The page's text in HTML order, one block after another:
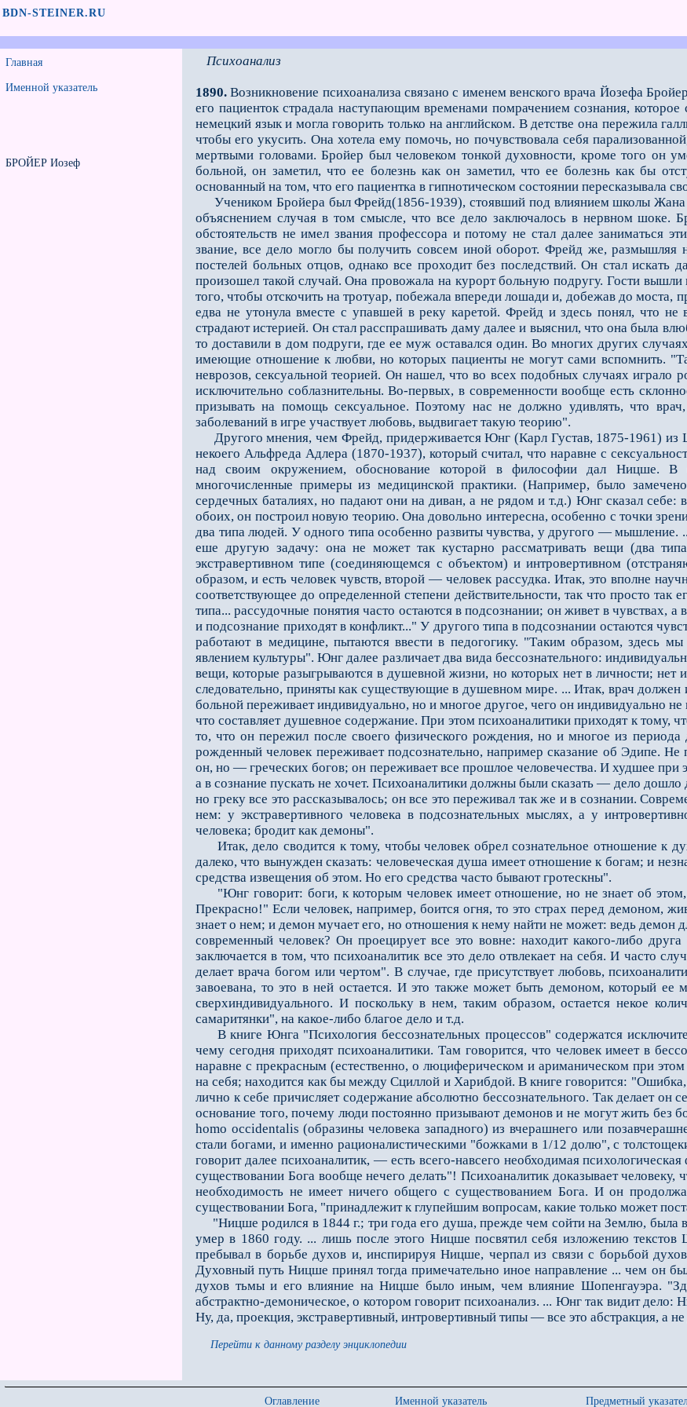
BDN-STEINER.RU
Главная
Именной указатель
БРОЙЕР Иозеф
Психоанализ
1890. Возникновение психоанализа связано с именем венского врача Йозефа
его пациенток страдала наступающим временами помрачением со­знания,
немецкий язык и могла говорить только на английском. В детстве она пережила
чтобы его укусить. Она хотела ему помочь, но почувствовала себя
мертвыми головами. Бройер был человеком тонкой духовности, кроме того он
больной, он заметил, что ее болезнь как он заметил, что ее болезнь как бы
основанный на том, что его пациентка в гипнотическом состоя­нии пересказывала
Учеником Бройера был Фрейд(1856-1939), стоявший под влиянием школы Жана
объяснением случая в том смысле, что все дело заключалось в нервном
обстоятельств не имел звания профессора и пото­му не стал далее заниматься
звание, все дело могло бы получить совсем иной оборот. Фрейд же, размышляя
постелей больных отцов, однако все проходит без последствий. Он стал искать
произошел такой случай. Она провожала на курорт боль­ную подругу. Гости вышли
того, чтобы отско­чить на тротуар, побежала впереди лошади и, добежав до моста,
едва не утонула вместе с упавшей в реку каретой. Фрейд и здесь понял, что не
страдают истерией. Он стал расспрашивать даму далее и выяснил, что она была
то доставили в дом подруги, где ее муж оставался один. Во многих других
имеющие отношение к любви, но которых пациенты не могут сами вспомнить.
неврозов, сексуальной теорией. Он нашел, что во всех подобных случаях играло
исключительно собла­знительны. Во-первых, в современности вообще есть
призывать на помощь сексуальное. Поэтому нас не должно удивлять, что
заболеваний в игре участвует любовь, выдвигает такую теорию".
Другого мнения, чем Фрейд, придерживается Юнг (Карл Густав, 1875-1961) из
некоего Альфреда Адлера (1870-1937), который считал, что наравне с
над своим окружением, обоснование которой в философии дал Ницше. В
многочисленные примеры из медицинской практики. (Например, было
сердечных баталиях, но падают они на диван, а не рядом и т.д.) Юнг сказал
обоих, он построил новую теорию. Она довольно интересна, осо­бенно с точки
два типа людей. У одного типа особенно развиты чувства, у другого — мышление.
еше другую задачу: она не может так кустарно рассматривать вещи (два
экстравертивном типе (соединяющемся с объектом) и интровертивном
образом, и есть человек чувств, второй — человек рассудка. Итак, это вполне
соответствующее до определенной степени действительности, так что просто так
типа... рассудочные понятия часто остаются в подсознании; он живет в чувствах,
и подсознание приходят в конфликт..." У другого типа в подсознании остаются
работают в медицине, пытаются ввести в педогогику. "Таким образом, здесь
явлением культуры". Юнг далее различает два вида бессознатель­ного:
вещи, которые разыгрываются в душевной жизни, но которых нет в личности;
следовательно, приняты как существующие в душевном мире. ... Итак, врач должен
больной переживает индивидуально, но и многое другое, чего он индивидуально
что составляет душевное со­держание. При этом психоаналитики приходят к тому,
то, что он пережил после своего физического рождения, но и многое из
рожденный человек переживает подсознательно, например сказа­ние об Эдипе.
он, но — греческих богов; он переживает все прошлое человечества. И худшее при
а в сознание пускать не хочет. Психоаналитики должны были сказать — дело
но греку все это рассказывалось; он все это переживал так же и в сознании.
нем: у экстравертивного человека в подсознательных мыслях, а у
человека; бродит как демоны".
Итак, дело сводится к тому, чтобы человек обрел сознательное отношение к
далеко, что вынужден сказать: человеческая душа имеет отношение к бо­гам; и
средства извещения об этом. Но его средства часто бывают гротескны".
"Юнг говорит: боги, к которым человек имеет отношение, но не знает об этом,
Прекрасно!" Если человек, например, боится огня, то это страх перед демоном,
знает о нем; и демон мучает его, но отношения к нему найти не может: ведь демон
современный человек? Он проецирует все это вовне: находит какого-либо
заключается в том, что психоаналитик все это дело отвлекает на себя. И часто
делает врача богом или чертом". В случае, где присутствует любовь,
завоевана, то это в ней остается. И это также может быть демоном, который ее
сверхиндивидуального. И поскольку в нем, таким образом, остается некое
самаритянки", на какое-либо благое дело и т.д.
В книге Юнга "Психология бессознательных процессов" содержатся
чему сегодня приходят психоаналитики. Там говорится, что человек имеет в
наравне с прекрасным (естественно, о люциферическом и ариманическом при
на себя; находится как бы между Сциллой и Харибдой. В книге говорится:
лично к себе причисляет содержание абсолютно бессознательного. Так делает он
основание того, почему люди постоянно призывают демонов и не могут жить без
hоmо оccidеntаlis (образины человека западного) из вчерашнего или
стали богами, и именно рационалистическими "божками в 1/12 долю", с
говорит далее психоаналитик, — есть всего-навсего необходимая
существовании Бога вообще нечего делать"! Психоаналитик доказывает человеку,
необходимость не имеет ничего общего с существованием Бога. И он
существовании Бога, "принадлежит к глупейшим вопросам, какие только может
"Ницше родился в 1844 г.; три года его душа, прежде чем сойти на Землю, была
умер в 1860 году. ... лишь после этого Ницше посвятил себя изложению
пребывал в борьбе духов и, ин­спирируя Ницше, черпал из связи с борьбой
Духовный путь Ницше принял тогда примечательно иное направление ... чем он
духов тьмы и его влияние на Ницше было иным, чем влияние Шопенгауэра.
абстрактно-демоническое, о котором говорит психоанализ. ... Юнг так видит
Ну, да, проекция, экстравертивный, интровертивный типы — все это абстракция, а не
Перейти к данному разделу энциклопедии
Оглавление Именной указатель Предметный